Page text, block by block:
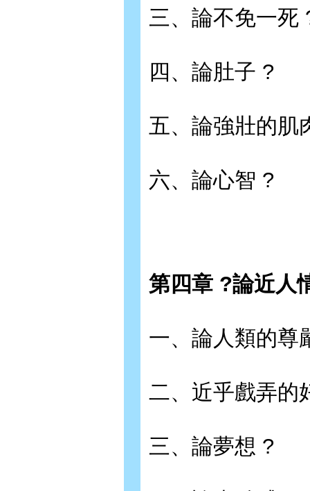
三、論不免一死
四、論肚子 ?
五、論強壯的肌
六、論心智 ?
第四章 ?論近人
一、論人類的尊
二、近乎戲弄的
三、論夢想 ?